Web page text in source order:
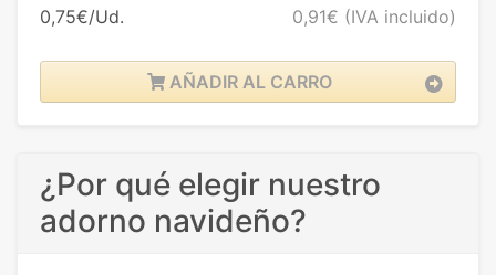
0,75€/Ud. 0,91€ (IVA incluido)
AÑADIR AL CARRO
¿Por qué elegir nuestro
adorno navideño?